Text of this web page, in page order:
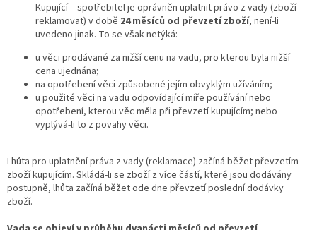
Kupující – spotřebitel je oprávněn uplatnit právo z vady (zboží
reklamovat) v době 24 měsíců od převzetí zboží, není-li
uvedeno jinak. To se však netýká:
u věci prodávané za nižší cenu na vadu, pro kterou byla nižší
cena ujednána;
na opotřebení věci způsobené jejím obvyklým užíváním;
u použité věci na vadu odpovídající míře používání nebo
opotřebení, kterou věc měla při převzetí kupujícím; nebo
vyplývá-li to z povahy věci.
Lhůta pro uplatnění práva z vady (reklamace) začíná běžet převzetím
zboží kupujícím. Skládá-li se zboží z více částí, které jsou dodávány
postupně, lhůta začíná běžet ode dne převzetí poslední dodávky
zboží.